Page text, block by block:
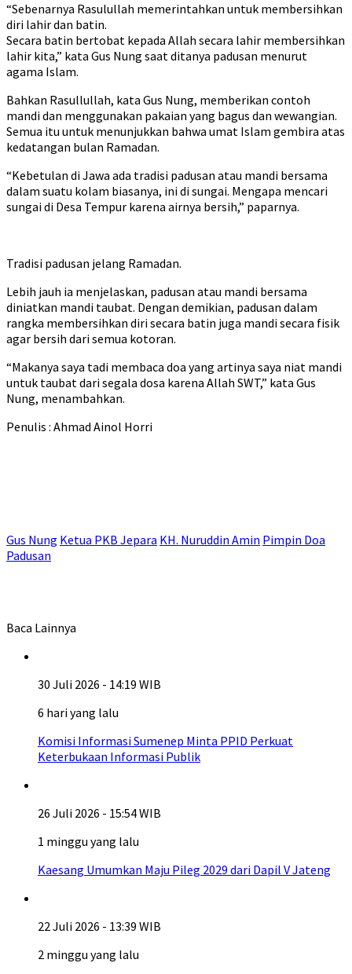
“Sebenarnya Rasulullah memerintahkan untuk membersihkan
diri lahir dan batin.
Secara batin bertobat kepada Allah secara lahir membersihkan
lahir kita,” kata Gus Nung saat ditanya padusan menurut
agama Islam.
Bahkan Rasullullah, kata Gus Nung, memberikan contoh
mandi dan menggunakan pakaian yang bagus dan wewangian.
Semua itu untuk menunjukkan bahwa umat Islam gembira atas
kedatangan bulan Ramadan.
“Kebetulan di Jawa ada tradisi padusan atau mandi bersama
dalam suatu kolam biasanya, ini di sungai. Mengapa mencari
sungai di Desa Tempur karena airnya bersih,” paparnya.
Tradisi padusan jelang Ramadan.
Lebih jauh ia menjelaskan, padusan atau mandi bersama
diniatkan mandi taubat. Dengan demikian, padusan dalam
rangka membersihkan diri secara batin juga mandi secara fisik
agar bersih dari semua kotoran.
“Makanya saya tadi membaca doa yang artinya saya niat mandi
untuk taubat dari segala dosa karena Allah SWT,” kata Gus
Nung, menambahkan.
Penulis : Ahmad Ainol Horri
Gus Nung Ketua PKB Jepara KH. Nuruddin Amin Pimpin Doa
Padusan
Baca Lainnya
30 Juli 2026 - 14:19 WIB
6 hari yang lalu
Komisi Informasi Sumenep Minta PPID Perkuat
Keterbukaan Informasi Publik
26 Juli 2026 - 15:54 WIB
1 minggu yang lalu
Kaesang Umumkan Maju Pileg 2029 dari Dapil V Jateng
22 Juli 2026 - 13:39 WIB
2 minggu yang lalu